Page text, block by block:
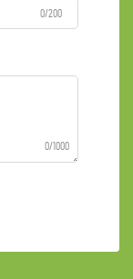
0/200
0/1000